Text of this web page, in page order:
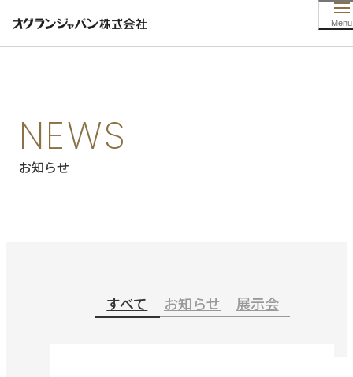
HOME お知らせ
NEWS
お知らせ
すべて お知らせ 展示会